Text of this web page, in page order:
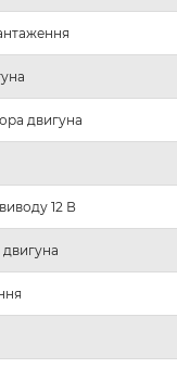
двигуна
12 В
двигуна